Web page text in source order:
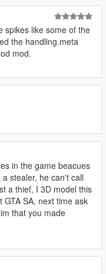
spikes like some of the
the handling.meta
mod.
in the game beacues
stealer, he can't call
a thief, I 3D model this
SA, next time ask
that you made